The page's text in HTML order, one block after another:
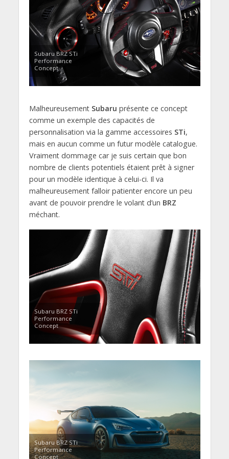
Subaru BRZ STi
Performance
Concept
Malheureusement Subaru présente ce concept
comme un exemple des capacités de
personnalisation via la gamme accessoires STi,
mais en aucun comme un futur modèle catalogue.
Vraiment dommage car je suis certain que bon
nombre de clients potentiels étaient prêt à signer
pour un modèle identique à celui-ci. Il va
malheureusement falloir patienter encore un peu
avant de pouvoir prendre le volant d’un BRZ
méchant.
Subaru BRZ STi
Performance
Concept
Subaru BRZ STi
Performance
Concept